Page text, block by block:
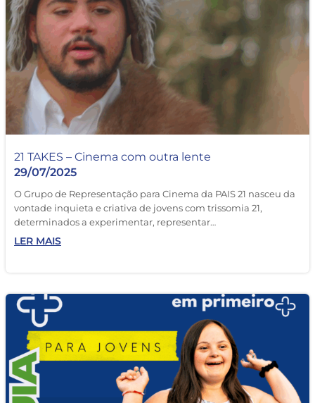
21 TAKES – Cinema com outra lente
29/07/2025
O Grupo de Representação para Cinema da PAIS 21 nasceu da
vontade inquieta e criativa de jovens com trissomia 21,
determinados a experimentar, representar…
LER MAIS